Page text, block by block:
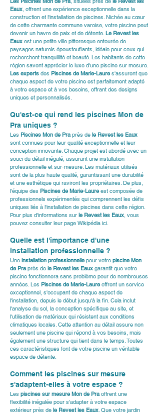
Eaux, offrent une expérience exceptionnelle dans la
construction et l'installation de piscines. Nichée au cœur
de cette charmante commune varoise, votre piscine peut
devenir un havre de paix et de détente. Le Revest les
Eaux est une petite ville pittoresque entourée de
paysages naturels époustouflants, idéale pour ceux qui
recherchent tranquillité et beauté. Les habitants de cette
région savent apprécier le luxe d'une piscine sur mesure.
Les experts des Piscines de Marie-Laure s'assurent que
chaque aspect de votre piscine est parfaitement adapté
à votre espace et à vos besoins, offrant des designs
uniques et personnalisés.
Qu'est-ce qui rend les piscines Mon de
Pra uniques ?
Les Piscines Mon de Pra près de le Revest les Eaux
sont connues pour leur qualité exceptionnelle et leur
conception innovante. Chaque projet est abordé avec un
souci du détail inégalé, assurant une installation
professionnelle et sur-mesure. Les matériaux utilisés
sont de la plus haute qualité, garantissant une durabilité
et une esthétique qui raviront les propriétaires. De plus,
l'équipe des Piscines de Marie-Laure est composée de
professionnels expérimentés qui comprennent les défis
uniques liés à l'installation de piscines dans cette région.
Pour plus d'informations sur le Revest les Eaux, vous
pouvez consulter leur page Wikipédia ici.
Quelle est l'importance d'une
installation professionnelle ?
Une installation professionnelle pour votre piscine Mon
de Pra près de le Revest les Eaux garantit que votre
piscine fonctionnera sans problème pour de nombreuses
années. Les Piscines de Marie-Laure offrent un service
exceptionnel, s'occupant de chaque aspect de
l'installation, depuis le début jusqu'à la fin. Cela inclut
l'analyse du sol, la conception spécifique au site, et
l'utilisation de matériaux qui résistent aux conditions
climatiques locales. Cette attention au détail assure non
seulement une piscine qui répond à vos besoins, mais
également une structure qui tient dans le temps. Toutes
ces caractéristiques font de votre piscine un véritable
espace de détente.
Comment les piscines sur mesure
s'adaptent-elles à votre espace ?
Les piscines sur mesure Mon de Pra offrent une
flexibilité inégalée pour s'adapter à votre espace
extérieur près de le Revest les Eaux. Que votre jardin